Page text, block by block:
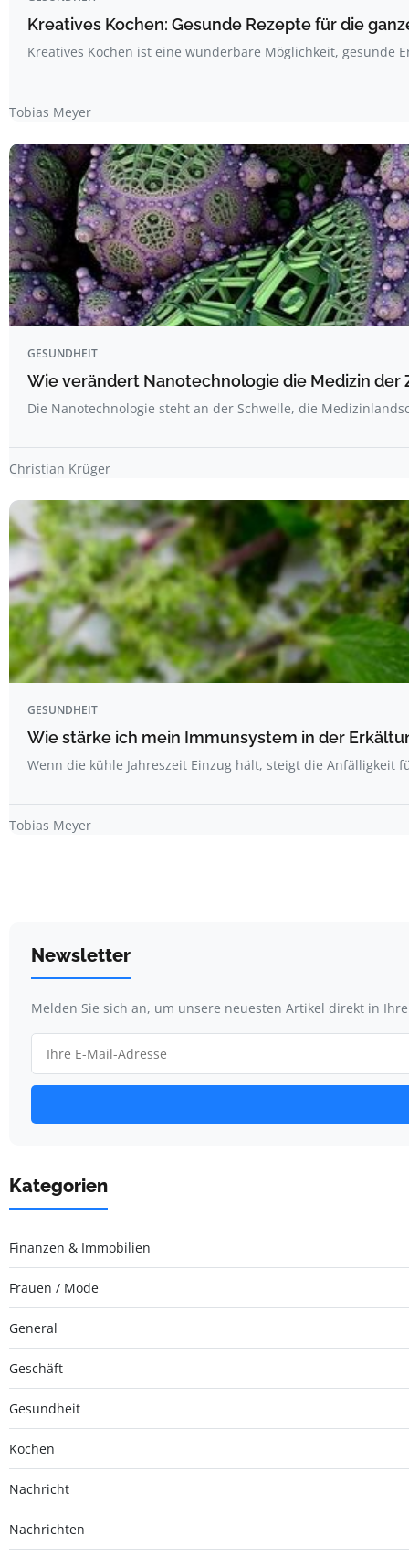
Kreatives Kochen: Gesunde Rezepte für die
Kreatives Kochen ist eine wunderbare Möglichkeit, gesunde
Tobias Meyer
GESUNDHEIT
Wie verändert Nanotechnologie die Medizin der
Die Nanotechnologie steht an der Schwelle, die
Christian Krüger
GESUNDHEIT
Wie stärke ich mein Immunsystem in der
Wenn die kühle Jahreszeit Einzug hält, steigt die Anfälligkeit
Tobias Meyer
Newsletter
Melden Sie sich an, um unsere neuesten Artikel direkt in
Kategorien
Finanzen & Immobilien
Frauen / Mode
General
Geschäft
Gesundheit
Kochen
Nachricht
Nachrichten